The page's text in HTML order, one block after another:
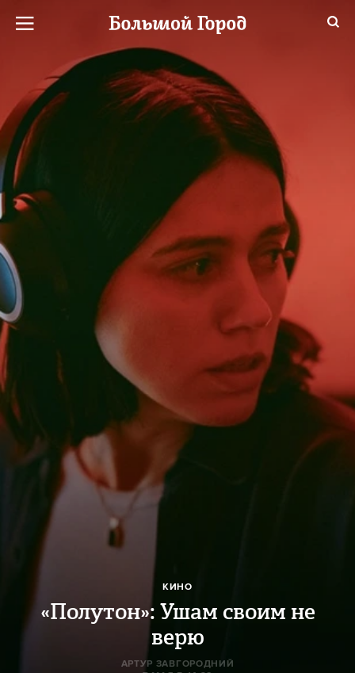
КИНО
«Полутон»: Ушам своим не
верю
АРТУР ЗАВГОРОДНИЙ